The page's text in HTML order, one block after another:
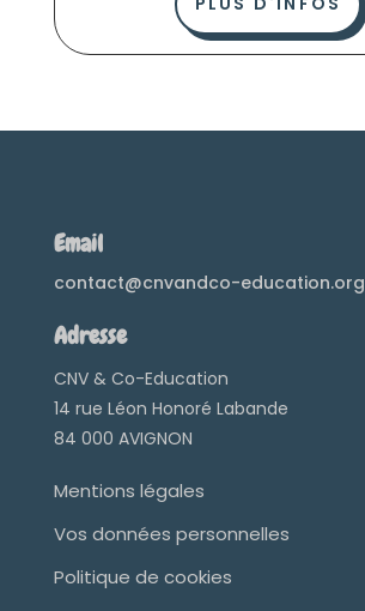
Email
contact@cnvandco-education.org
Adresse
CNV & Co-Education
14 rue Léon Honoré Labande
84 000 AVIGNON
Mentions légales
Vos données personnelles
Politique de cookies